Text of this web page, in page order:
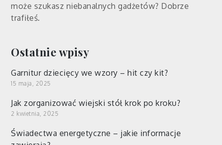
może szukasz niebanalnych gadżetów? Dobrze
trafiłeś.
Ostatnie wpisy
Garnitur dziecięcy we wzory – hit czy kit?
15 maja, 2025
Jak zorganizować wiejski stół krok po kroku?
2 kwietnia, 2025
Świadectwa energetyczne – jakie informacje